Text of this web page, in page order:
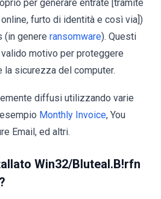
per generare entrate [tramite
furto di identità e così via])
(in genere ransomware). Questi
motivo per proteggere
la sicurezza del computer.
diffusi utilizzando varie
Monthly Invoice, You
Email, ed altri.
Win32/Bluteal.B!rfn